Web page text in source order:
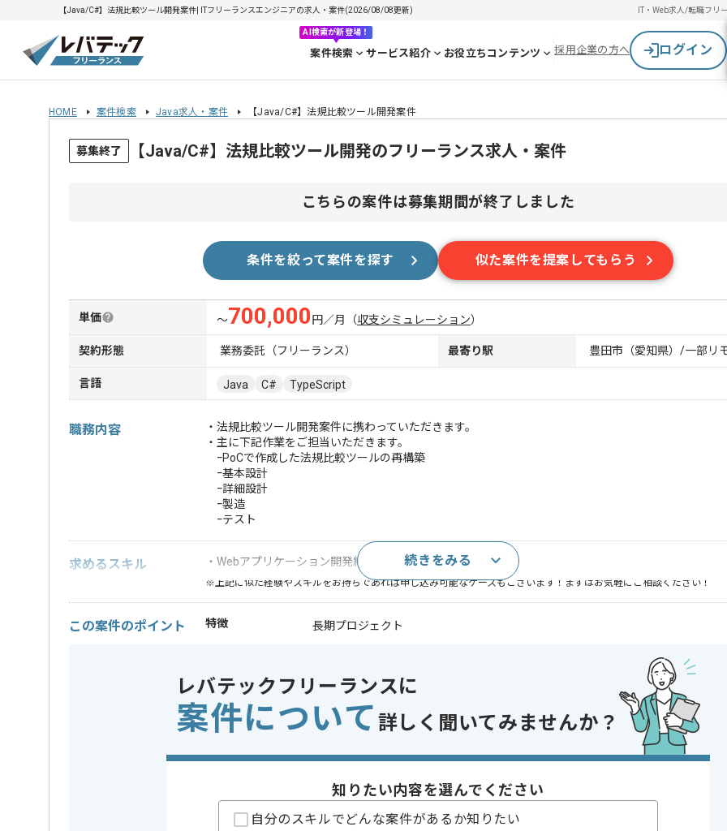
【Java/C#】法規比較ツール開発案件| ITフリーランスエンジニアの求人・案件(2026/08/08更新) IT・Web求人/転職フリ
AI検索が新登場！
案件検索 サービス紹介 お役立ちコンテンツ 採用企業の方へ ログイン
HOME 案件検索 Java求人・案件 【Java/C#】法規比較ツール開発案件
募集終了 【Java/C#】法規比較ツール開発のフリーランス求人・案件
こちらの案件は募集期間が終了しました
条件を絞って案件を探す 似た案件を提案してもらう
単価 〜700,000 円／月 （収支シミュレーション）
契約形態 業務委託（フリーランス） 最寄り駅 豊田市（愛知県）/一部リ
言語 Java C# TypeScript
職務内容
・法規比較ツール開発案件に携わっていただきます。
・主に下記作業をご担当いただきます。
ｰPoCで作成した法規比較ツールの再構築
ｰ基本設計
ｰ詳細設計
ｰ製造
ｰテスト
求めるスキル ・Webアプリケーション開発経験
※上記に似た経験やスキルをお持ちであれば申し込み可能なケースもございます！まずはお気軽にご相談ください！
この案件のポイント 特徴 長期プロジェクト
精算基準時間
140時間〜180時間
支払いサイト
15日
本企業様は東海エリアを中心に多数の案件を保有しており、別案件へのスライドを通じた長期的なご参画等も可能でございま
続きをみる
レバテックフリーランスに
案件について 詳しく聞いてみませんか？
知りたい内容を選んでください
自分のスキルでどんな案件があるか知りたい